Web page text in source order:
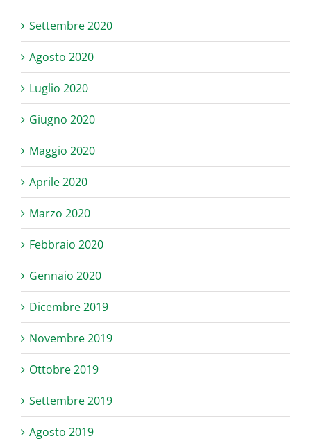
Settembre 2020
Agosto 2020
Luglio 2020
Giugno 2020
Maggio 2020
Aprile 2020
Marzo 2020
Febbraio 2020
Gennaio 2020
Dicembre 2019
Novembre 2019
Ottobre 2019
Settembre 2019
Agosto 2019